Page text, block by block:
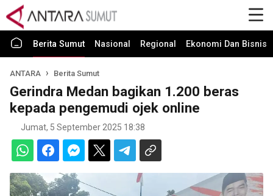
Berita Sumut Nasional Regional Ekonomi Dan Bisnis
ANTARA Berita Sumut
Gerindra Medan bagikan 1.200 beras
kepada pengemudi ojek online
Jumat, 5 September 2025 18:38